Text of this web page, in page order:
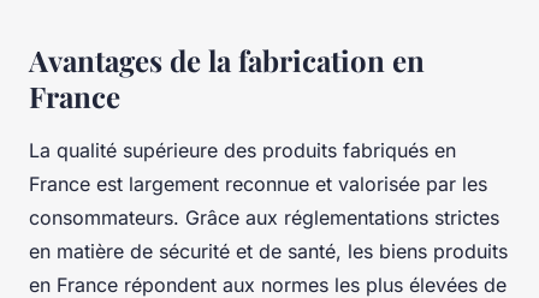
Avantages de la fabrication en
France
La qualité supérieure des produits fabriqués en
France est largement reconnue et valorisée par les
consommateurs. Grâce aux réglementations strictes
en matière de sécurité et de santé, les biens produits
en France répondent aux normes les plus élevées de